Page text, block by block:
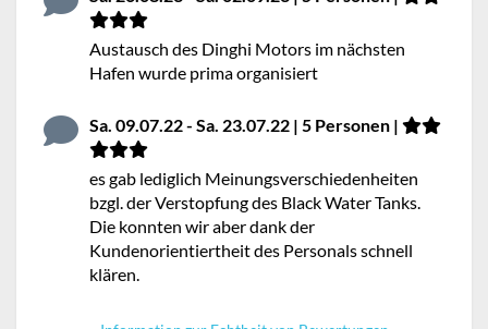
Austausch des Dinghi Motors im nächsten
Hafen wurde prima organisiert
Sa. 09.07.22 - Sa. 23.07.22 | 5 Personen |
es gab lediglich Meinungsverschiedenheiten
bzgl. der Verstopfung des Black Water Tanks.
Die konnten wir aber dank der
Kundenorientiertheit des Personals schnell
klären.